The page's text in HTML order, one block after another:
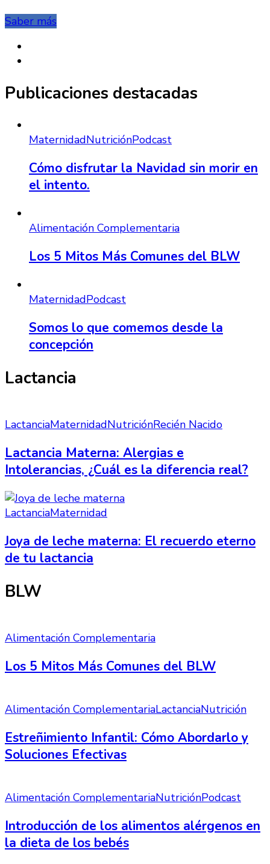
Saber más
Publicaciones destacadas
MaternidadNutriciónPodcast
Cómo disfrutar la Navidad sin morir en
el intento.
Alimentación Complementaria
Los 5 Mitos Más Comunes del BLW
MaternidadPodcast
Somos lo que comemos desde la
concepción
Lactancia
LactanciaMaternidadNutriciónRecién Nacido
Lactancia Materna: Alergias e
Intolerancias, ¿Cuál es la diferencia real?
LactanciaMaternidad
Joya de leche materna: El recuerdo eterno
de tu lactancia
BLW
Alimentación Complementaria
Los 5 Mitos Más Comunes del BLW
Alimentación ComplementariaLactanciaNutrición
Estreñimiento Infantil: Cómo Abordarlo y
Soluciones Efectivas
Alimentación ComplementariaNutriciónPodcast
Introducción de los alimentos alérgenos en
la dieta de los bebés